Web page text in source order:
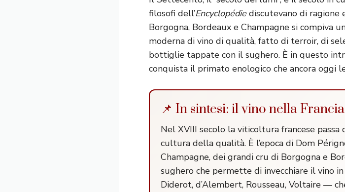
filosofi dell’Encyclopédiediscutevano di ragione
Borgogna, Bordeaux e Champagne si compiva
moderna di vino di qualità, fatto di terroir, di
bottiglie tappate con il sughero. È in questo
conquista il primato enologico che ancora oggi
📌 In sintesi: il vino nella Francia
Nel XVIII secolo la viticoltura francese passa
cultura della qualità. È l’epoca di Dom
Champagne, dei grandi cru di Borgogna e
sughero che permette di invecchiare il vino
Diderot, d’Alembert, Rousseau, Voltaire —